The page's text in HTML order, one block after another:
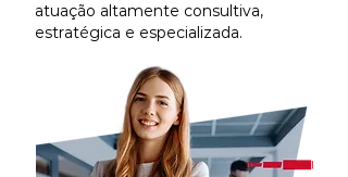
atuação altamente consultiva,
estratégica e especializada.